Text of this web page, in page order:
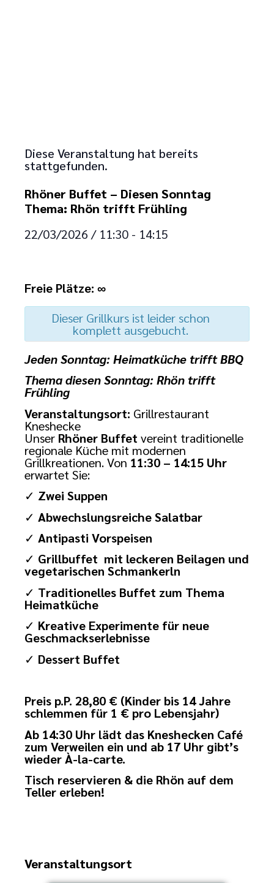
Diese Veranstaltung hat bereits
stattgefunden.
Rhöner Buffet – Diesen Sonntag
Thema: Rhön trifft Frühling
22/03/2026 / 11:30 - 14:15
Freie Plätze: ∞
Dieser Grillkurs ist leider schon
komplett ausgebucht.
Jeden Sonntag: Heimatküche trifft BBQ
Thema diesen Sonntag: Rhön trifft
Frühling
Veranstaltungsort: Grillrestaurant
Kneshecke
Unser Rhöner Buffet vereint traditionelle
regionale Küche mit modernen
Grillkreationen. Von 11:30 – 14:15 Uhr
erwartet Sie:
✓ Zwei Suppen
✓ Abwechslungsreiche Salatbar
✓ Antipasti Vorspeisen
✓ Grillbuffet mit leckeren Beilagen und
vegetarischen Schmankerln
✓ Traditionelles Buffet zum Thema
Heimatküche
✓ Kreative Experimente für neue
Geschmackserlebnisse
✓ Dessert Buffet
Preis p.P. 28,80 € (Kinder bis 14 Jahre
schlemmen für 1 € pro Lebensjahr)
Ab 14:30 Uhr lädt das Kneshecken Café
zum Verweilen ein und ab 17 Uhr gibt’s
wieder À-la-carte.
Tisch reservieren & die Rhön auf dem
Teller erleben!
Veranstaltungsort